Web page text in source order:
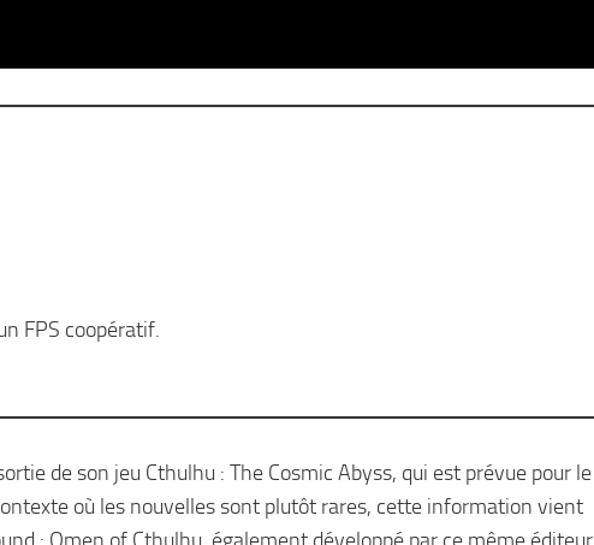
FPS coopératif.
de son jeu Cthulhu : The Cosmic Abyss, qui est prévue pour le
où les nouvelles sont plutôt rares, cette information vient
: Omen of Cthulhu, également développé par ce même éditeur